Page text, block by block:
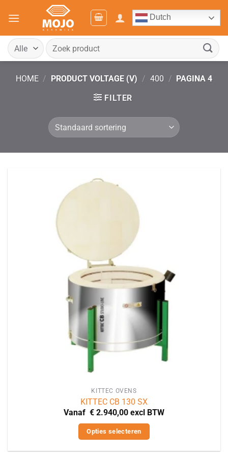
naar
Dutch
Zoeken
naar:
HOME / PRODUCT VOLTAGE (V) / 400 / PAGINA 4
FILTER
KITTEC OVENS
KITTEC CB 130 SX
Vanaf € 2.940,00 excl BTW
Opties selecteren